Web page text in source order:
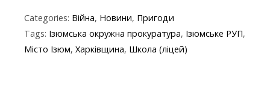
e
b
itt
er
el
e
gr
er at
s
y
p
t ai
Categories: Війна, Новини, Пригоди
Tags: Ізюмська окружна прокуратура, Ізюмське РУП,
Місто Ізюм, Харківщина, Школа (ліцей)